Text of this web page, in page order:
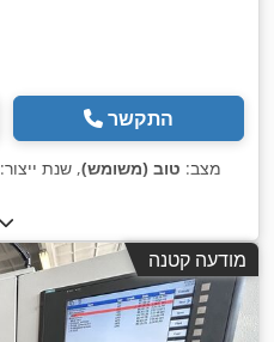
התקשר
מצב: טוב (משומש), שנת ייצור:
מודעה קטנה